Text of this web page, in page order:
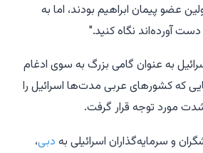
عضو پیمان ابراهیم بودند، اما به
آورده‌اند نگاه کنید."
به عنوان گامی بزرگ به سوی ادغام
که کشورهای عربی مدت‌ها اسرائیل را
مورد توجه قرار گرفت.
و سرمایه‌گذاران اسرائیلی به دبی،